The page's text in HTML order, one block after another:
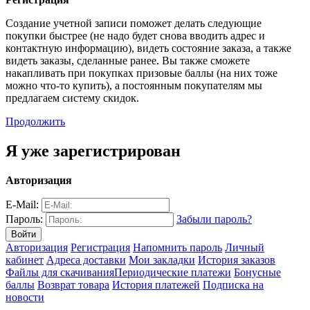
Создание учетной записи поможет делать следующие
покупки быстрее (не надо будет снова вводить адрес и
контактную информацию), видеть состояние заказа, а также
видеть заказы, сделанные ранее. Вы также сможете
накапливать при покупках призовые баллы (на них тоже
можно что-то купить), а постоянным покупателям мы
предлагаем систему скидок.
Продолжить
Я уже зарегистрирован
Авторизация
E-Mail:
Пароль:
Забыли пароль?
Авторизация Регистрация Напомнить пароль Личный
кабинет Адреса доставки Мои закладки История заказов
Файлы для скачиванияПериодические платежи Бонусные
баллы Возврат товара История платежей Подписка на
новости